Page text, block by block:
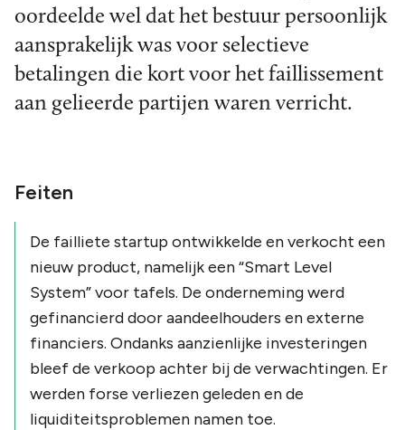
oordeelde wel dat het bestuur persoonlijk
aansprakelijk was voor selectieve
betalingen die kort voor het faillissement
aan gelieerde partijen waren verricht.
Feiten
De failliete startup ontwikkelde en verkocht een
nieuw product, namelijk een “Smart Level
System” voor tafels. De onderneming werd
gefinancierd door aandeelhouders en externe
financiers. Ondanks aanzienlijke investeringen
bleef de verkoop achter bij de verwachtingen. Er
werden forse verliezen geleden en de
liquiditeitsproblemen namen toe.